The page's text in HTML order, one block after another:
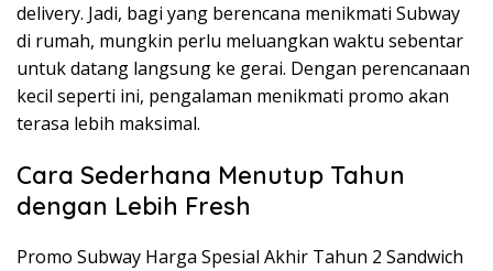
delivery. Jadi, bagi yang berencana menikmati Subway
di rumah, mungkin perlu meluangkan waktu sebentar
untuk datang langsung ke gerai. Dengan perencanaan
kecil seperti ini, pengalaman menikmati promo akan
terasa lebih maksimal.
Cara Sederhana Menutup Tahun
dengan Lebih Fresh
Promo Subway Harga Spesial Akhir Tahun 2 Sandwich